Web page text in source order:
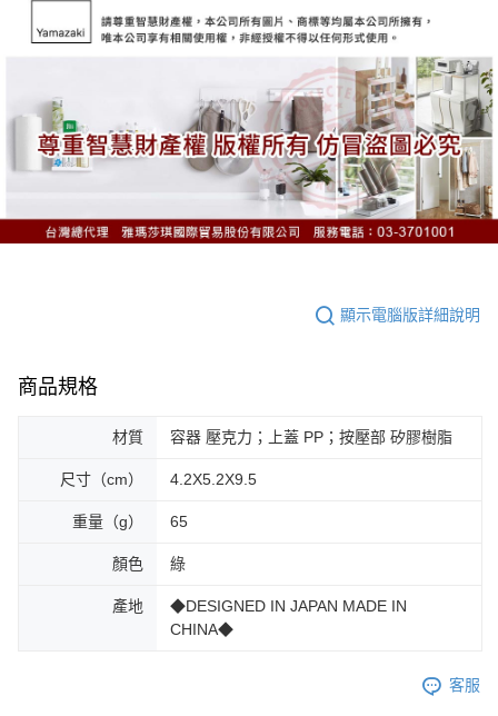
顯示電腦版詳細說明
商品規格
材質 容器 壓克力；上蓋 PP；按壓部 矽膠樹脂
尺寸（cm） 4.2X5.2X9.5
重量（g） 65
顏色 綠
產地
◆DESIGNED IN JAPAN MADE IN
CHINA◆
客服